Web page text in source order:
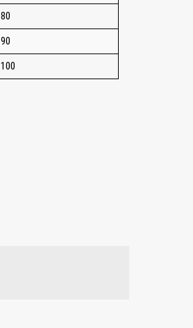
80
90
100